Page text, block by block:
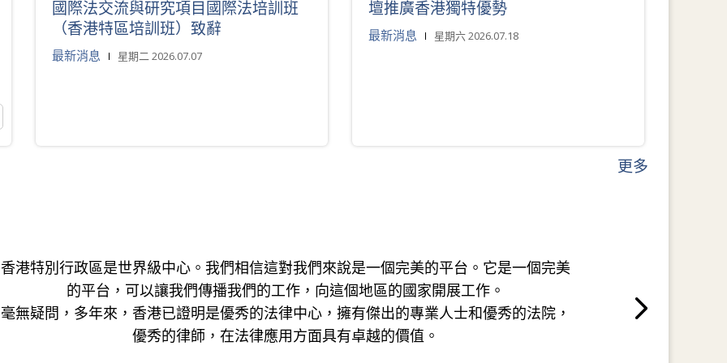
國際法交流與研究項目國際法培訓班
（香港特區培訓班）致辭
最新消息 星期二 2026.07.07
壇推廣香港獨特優勢
最新消息 星期六 2026.07.18
更多
香港特別行政區是世界級中心。我們相信這對我們來說是一個完美的平台。它是一個完美
的平台，可以讓我們傳播我們的工作，向這個地區的國家開展工作。
毫無疑問，多年來，香港已證明是優秀的法律中心，擁有傑出的專業人士和優秀的法院，
優秀的律師，在法律應用方面具有卓越的價值。